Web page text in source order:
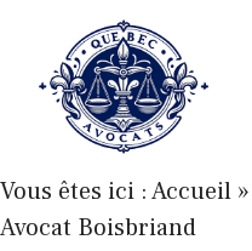
contenu
Vous êtes ici :Accueil »
Avocat Boisbriand